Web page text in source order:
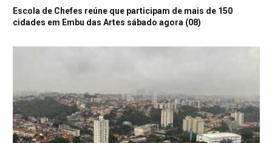
Escola de Chefes reúne que participam de mais de 150
cidades em Embu das Artes sábado agora (08)